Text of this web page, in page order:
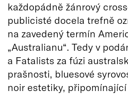
každopádně žánrový
publicisté docela trefně
na zavedený termín
„Australianu“. Tedy v
a Fatalists za fúzi
prašnosti, bluesové
noir estetiky,